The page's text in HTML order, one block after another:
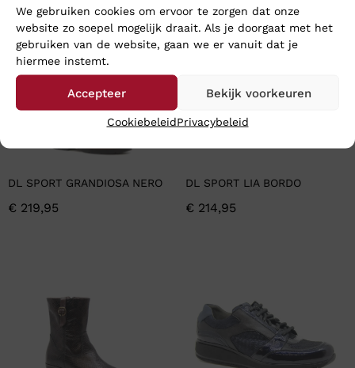
We gebruiken cookies om ervoor te zorgen dat onze
website zo soepel mogelijk draait. Als je doorgaat met het
gebruiken van de website, gaan we er vanuit dat je
hiermee instemt.
Accepteer Bekijk voorkeuren
CookiebeleidPrivacybeleid
DL SPORT GRANDIOSA NERO
€ 219,95
DL SPORT LIA BORDO
€ 214,95